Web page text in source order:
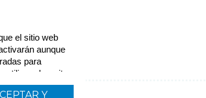
Y
el sitio web
aunque
para
utilizar el carrito
cookies no
Y